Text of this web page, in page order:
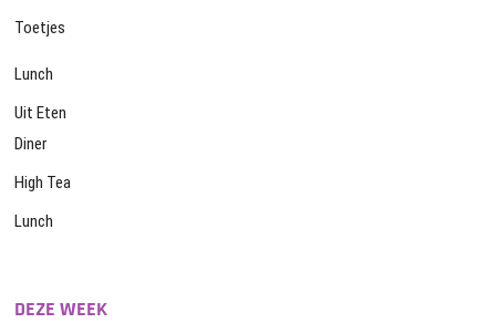
Toetjes
Lunch
Uit Eten
Diner
High Tea
Lunch
DEZE WEEK